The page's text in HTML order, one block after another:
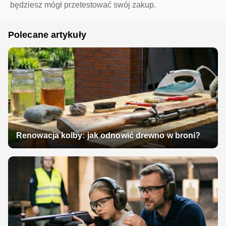
będziesz mógł przetestować swój zakup.
Polecane artykuły
Renowacja kolby: jak odnowić drewno w broni?